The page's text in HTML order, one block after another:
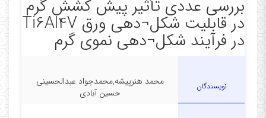
بررسی عددی تأثیر پیش کشش گرم
در قابلیت شکل¬دهی ورق Ti6Al4V
در فرآیند شکل¬دهی نموی گرم
نویسندگان
محمد هنرپیشه,محمدجواد عبدالحسینی
حسین آبادی